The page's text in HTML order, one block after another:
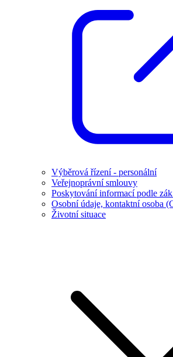
Výběrová řízení - personální
Veřejnoprávní smlouvy
Poskytování informací podle
Osobní údaje, kontaktní osoba
Životní situace